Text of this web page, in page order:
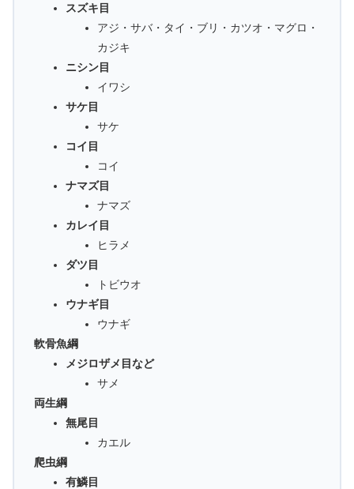
スズキ目
アジ・サバ・タイ・ブリ・カツオ・マグロ・
カジキ
ニシン目
イワシ
サケ目
サケ
コイ目
コイ
ナマズ目
ナマズ
カレイ目
ヒラメ
ダツ目
トビウオ
ウナギ目
ウナギ
軟骨魚綱
メジロザメ目など
サメ
両生綱
無尾目
カエル
爬虫綱
有鱗目